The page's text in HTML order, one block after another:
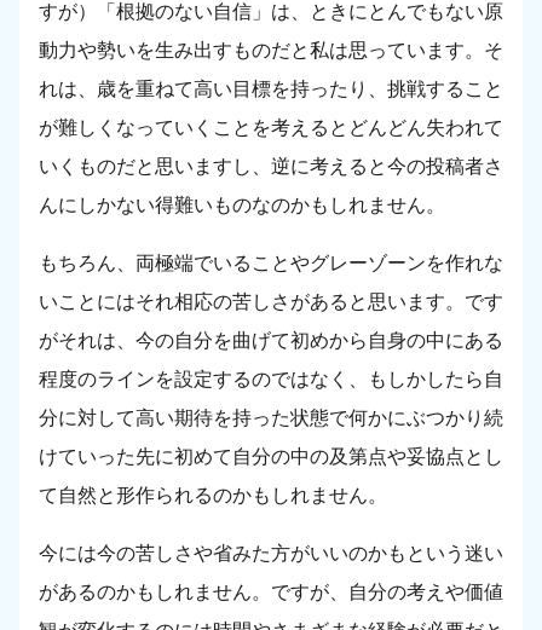
すが）「根拠のない自信」は、ときにとんでもない原
動力や勢いを生み出すものだと私は思っています。そ
れは、歳を重ねて高い目標を持ったり、挑戦すること
が難しくなっていくことを考えるとどんどん失われて
いくものだと思いますし、逆に考えると今の投稿者さ
んにしかない得難いものなのかもしれません。
もちろん、両極端でいることやグレーゾーンを作れな
いことにはそれ相応の苦しさがあると思います。です
がそれは、今の自分を曲げて初めから自身の中にある
程度のラインを設定するのではなく、もしかしたら自
分に対して高い期待を持った状態で何かにぶつかり続
けていった先に初めて自分の中の及第点や妥協点とし
て自然と形作られるのかもしれません。
今には今の苦しさや省みた方がいいのかもという迷い
があるのかもしれません。ですが、自分の考えや価値